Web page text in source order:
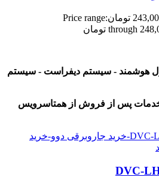
تومانPrice range:
هوشمند - سیستم دیفراست - سیستم